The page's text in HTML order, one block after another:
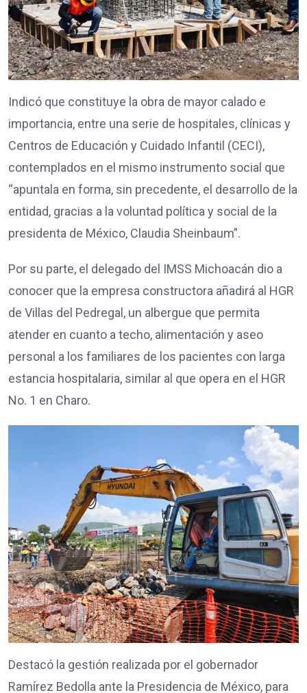
Indicó que constituye la obra de mayor calado e
importancia, entre una serie de hospitales, clínicas y
Centros de Educación y Cuidado Infantil (CECI),
contemplados en el mismo instrumento social que
“apuntala en forma, sin precedente, el desarrollo de la
entidad, gracias a la voluntad política y social de la
presidenta de México, Claudia Sheinbaum”.
Por su parte, el delegado del IMSS Michoacán dio a
conocer que la empresa constructora añadirá al HGR
de Villas del Pedregal, un albergue que permita
atender en cuanto a techo, alimentación y aseo
personal a los familiares de los pacientes con larga
estancia hospitalaria, similar al que opera en el HGR
No. 1 en Charo.
Destacó la gestión realizada por el gobernador
Ramírez Bedolla ante la Presidencia de México, para